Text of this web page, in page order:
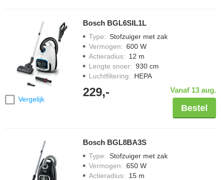
Vergelijk
Bosch BGL6SIL1L
Type: Stofzuiger met zak
Vermogen: 600 W
Actieradius: 12 m
Lengte snoer: 930 cm
Luchtfiltering: HEPA
229,- Vanaf 13 aug.
Bestel
Bosch BGL8BA3S
Type: Stofzuiger met zak
Vermogen: 650 W
Actieradius: 15 m